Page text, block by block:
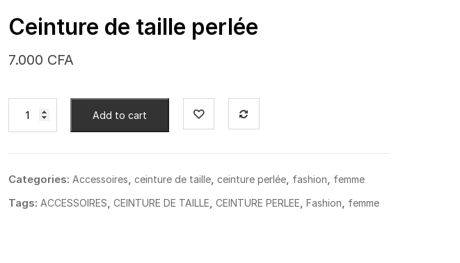
Ceinture de taille perlée
7.000 CFA
perlée
quantity
Add to cart
Categories: Accessoires, ceinture de taille, ceinture perlée, fashion, femme
Tags: ACCESSOIRES, CEINTURE DE TAILLE, CEINTURE PERLEE, Fashion, femme